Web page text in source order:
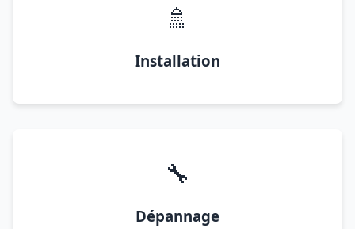
🚿
Installation
🔧
Dépannage